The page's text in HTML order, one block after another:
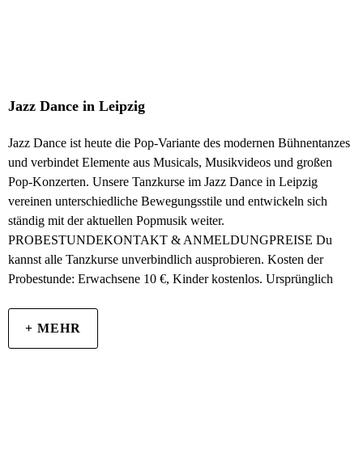
Jazz Dance in Leipzig
Jazz Dance ist heute die Pop-Variante des modernen Bühnentanzes
und verbindet Elemente aus Musicals, Musikvideos und großen
Pop-Konzerten. Unsere Tanzkurse im Jazz Dance in Leipzig
vereinen unterschiedliche Bewegungsstile und entwickeln sich
ständig mit der aktuellen Popmusik weiter.
PROBESTUNDEKONTAKT & ANMELDUNGPREISE Du
kannst alle Tanzkurse unverbindlich ausprobieren. Kosten der
Probestunde: Erwachsene 10 €, Kinder kostenlos. Ursprünglich
+ MEHR